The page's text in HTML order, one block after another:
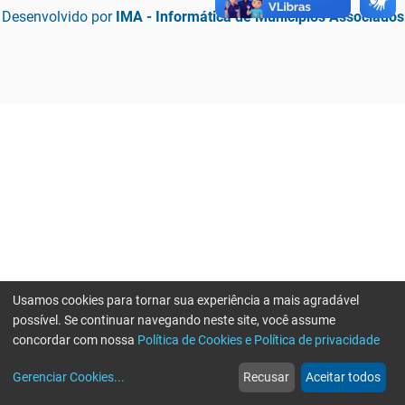
Desenvolvido por IMA - Informática de Municípios Associados
web
Notícias
more_horiz
Mais
Usamos cookies para tornar sua experiência a mais agradável
possível. Se continuar navegando neste site, você assume
concordar com nossa Política de Cookies e Política de privacidade
Gerenciar Cookies... Recusar Aceitar todos
Erro ao enviar informações, por favor tente novamente